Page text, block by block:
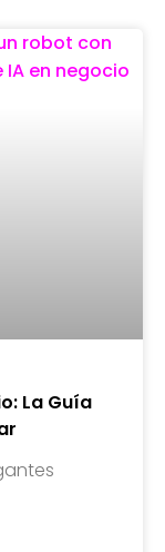
La Guía